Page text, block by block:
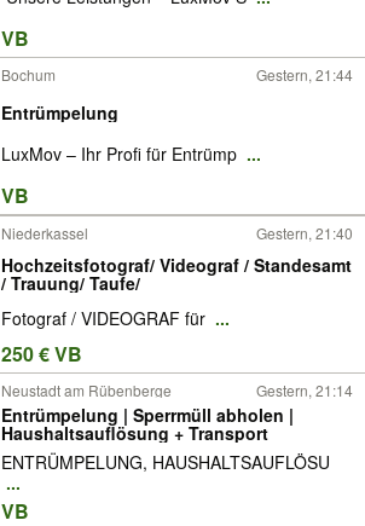
VB
Bochum Gestern, 21:44
Entrümpelung
LuxMov – Ihr Profi für Entrümp ...
VB
Niederkassel Gestern, 21:40
Hochzeitsfotograf/ Videograf / Standesamt
/ Trauung/ Taufe/
Fotograf / VIDEOGRAF für ...
250 € VB
Neustadt am Rübenberge Gestern, 21:14
Entrümpelung | Sperrmüll abholen |
Haushaltsauflösung + Transport
ENTRÜMPELUNG, HAUSHALTSAUFLÖSU
...
VB